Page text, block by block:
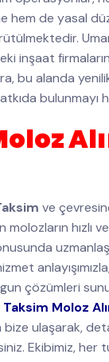
hem de yasal
inşaat
bu alanda
bulunmayı
ve
molozların hızlı
çözümleri
Taksim Moloz
ulaşarak,
Ekibimiz, her